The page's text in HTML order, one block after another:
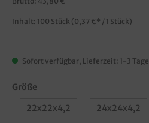
Inhalt: 100 Stück (0,37 €* / 1 Stück)
Sofort verfügbar, Lieferzeit: 1-3 Tage
Größe
22x22x4,2
24x24x4,2